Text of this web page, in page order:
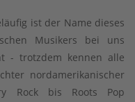
ist der Name dieses
Musikers bei uns
- trotzdem kennen alle
nordamerikanischer
Rock bis Roots Pop